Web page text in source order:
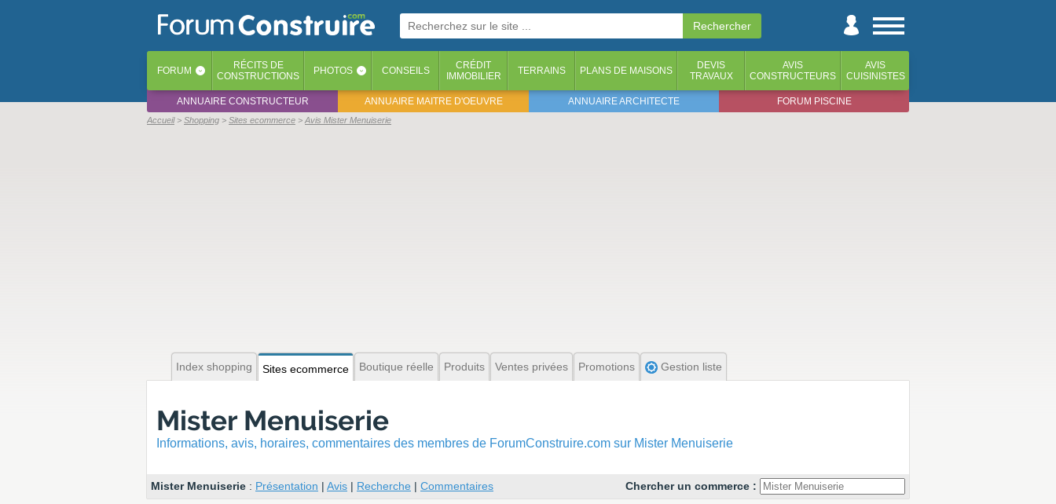
FORUM ‹ RÉCITS DE
CONSTRUCTIONS
PHOTOS ‹ CONSEILS
CRÉDIT
IMMOBILIER
TERRAINS PLANS DE MAISONS
DEVIS
TRAVAUX
AVIS
CONSTRUCTEURS
AVIS
CUISINISTES
ANNUAIRE CONSTRUCTEUR ANNUAIRE MAITRE D'OEUVRE ANNUAIRE ARCHITECTE FORUM PISCINE
Accueil Shopping Sites ecommerce Avis Mister Menuiserie
Index shopping Sites ecommerce Boutique réelle Produits Ventes privées Promotions Gestion liste
Mister Menuiserie
Informations, avis, horaires, commentaires des membres de ForumConstruire.com sur Mister Menuiserie
Mister Menuiserie : Présentation | Avis | Recherche | Commentaires Chercher un commerce :